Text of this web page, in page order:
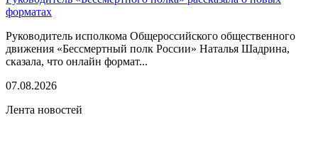
форматах
Руководитель исполкома Общероссийского общественного
движения «Бессмертный полк России» Наталья Шадрина,
сказала, что онлайн формат...
07.08.2026
Лента новостей